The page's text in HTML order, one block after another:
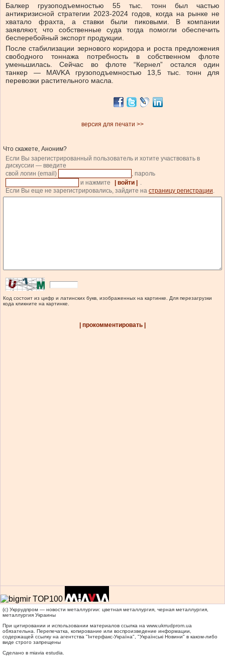
Балкер грузоподъемностью 55 тыс. тонн был частью
антикризисной стратегии 2023-2024 годов, когда на рынке не
хватало фрахта, а ставки были пиковыми. В компании
заявляют, что собственные суда тогда помогли обеспечить
бесперебойный экспорт продукции.
После стабилизации зернового коридора и роста предложения
свободного тоннажа потребность в собственном флоте
уменьшилась. Сейчас во флоте “Кернел” остался один
танкер — MAVKA грузоподъемностью 13,5 тыс. тонн для
перевозки растительного масла.
версия для печати >>
Что скажете, Аноним?
Если Вы зарегистрированный пользователь и хотите участвовать в
дискуссии — введите
свой логин (email)
, пароль
и нажмите
| войти |
.
Если Вы еще не зарегистрировались, зайдите на страницу регистрации.
Код состоит из цифр и латинских букв, изображенных на картинке. Для перезагрузки
кода кликните на картинке.
| прокомментировать |
(c) Укррудпром — новости металлургии: цветная металлургия, черная металлургия,
металлургия Украины
При цитировании и использовании материалов ссылка на www.ukrrudprom.ua
обязательна. Перепечатка, копирование или воспроизведение информации,
содержащей ссылку на агентства "Iнтерфакс-Україна", "Українськi Новини" в каком-либо
виде строго запрещены
Сделано в miavia estudia.